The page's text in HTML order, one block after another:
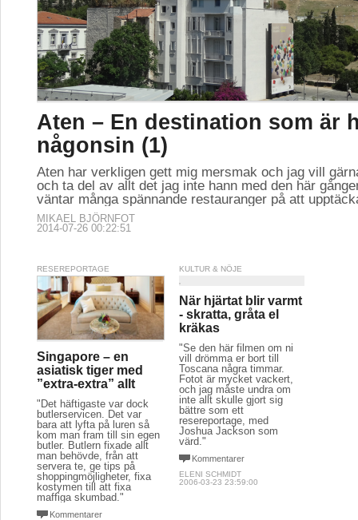
Aten – En destination som är
någonsin (1)
Aten har verkligen gett mig mersmak och jag vill
och ta del av allt det jag inte hann med den här
väntar många spännande restauranger på att
MIKAEL BJÖRNFOT
2014-07-26 00:22:51
RESEREPORTAGE
Singapore – en
asiatisk tiger med
”extra-extra” allt
"Det häftigaste var dock
butlerservicen. Det var
bara att lyfta på luren så
kom man fram till sin egen
butler. Butlern fixade allt
man behövde, från att
servera te, ge tips på
shoppingmöjligheter, fixa
kostymen till att fixa
maffiga skumbad."
Kommentarer
KULTUR & NÖJE
När hjärtat blir varmt
- skratta, gråta el
kräkas
"Se den här filmen om ni
vill drömma er bort till
Toscana några timmar.
Fotot är mycket vackert,
och jag måste undra om
inte allt skulle gjort sig
bättre som ett
resereportage, med
Joshua Jackson som
värd."
Kommentarer
ELENI SCHMIDT
2006-03-23 23:59:00